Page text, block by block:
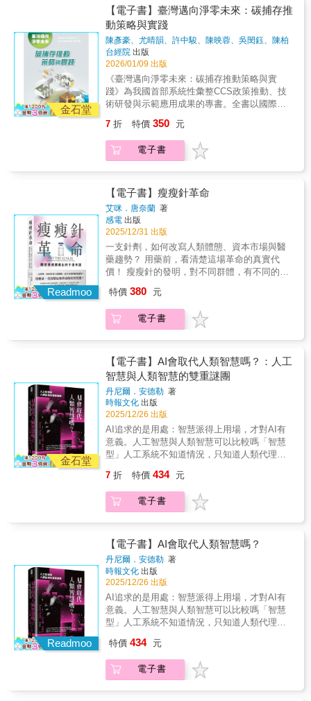
歷……並證明數學與現今世界的運作息息相
關。」──《泰晤士高等教育》（Times Higher
Education）「有時一些優秀的數學書籍問世，
會讓我們感到欣喜萬分，甚至高興到跳了起
來。《你與世界的10個方程式》就是這樣的一
本書。」──提姆．哈福德（Tim Harford），
BBC廣播四台《或多或少》（More or Less）
節目主持人「這些方程式並非描述發條宇宙的
演化，不像牛頓方程式和愛因斯坦關係式那樣
清晰明朗。這些方程式講的是隨機性、期望和
不完美的資訊，換句話說，就是在描述真實世
界。大衛．桑普特引領你踏上一場愉快的數學
之旅，改變你看待世界的方式。」──西恩．卡
克．多西的暗中鼓勵，到馬斯克強勢介入、開
除高層、重塑規則，《馬斯克的X帝國》抽絲剝
繭地揭開整個過程如何從玩笑走向現實，最終
讓一位科技鉅子掌控了全球最具聲量的舞
台。 這是一部跨越十年的平台巨獸興衰全
紀錄。當理想主義撞上極限效率，當社群媒體
轉變為私有資產，我們所依賴的資訊秩序也隨
之改寫。書中不只呈現企業內部的決策裂痕，
究竟源自理念、權力野心，還是對這個社群世
界的愛恨交織？★各界讚譽 這是一個有趣、
充滿衝突、也尚未結束的故事。如果你想真正
理解推特的過去、現在，以及這樁併購案為何
點。──Miula，「M觀點」創辦人 火星人應對
馬斯克猛砸破兆台幣也要取得，答案就在這
裡。──葛如鈞（寶博士），現任不分區立法委
員 人民之聲即上帝之聲！馬斯克收購推特可
說是近年來最大的科技社群收購案。想掌握全
世界最大的社群聲量其實很不容易，馬斯克戰
勝了董事會，裁掉了50%員工，強碰政治人
物，把原來的推特改造成為他的X帝國，這其中
人必讀的故事。──抹布Moboo，科技工作講主
持人 精彩的商戰，從來不缺新的故事。尤其
是，當戰場上出現了馬斯克。結局永遠難以預
業書，還是一部節奏飛快的懸疑小說？──黃晨
皓Kim，阿金！人生進化中 《馬斯克的X帝
國》是報導與敘事上的壯舉。寇特・華格納帶
領讀者走進所有權力鬥爭的現場，忠實呈現這
家公司的混亂、爭權與高潮迭起。——艾胥
黎・范思（Ashlee Vance），《鋼鐵人馬斯
克》作者、《彭博科技世界》主持人 引人入
勝地記述了「傲慢、怨恨與天真」如何驅動伊
案……這簡直是社群媒體時代的《門口的野蠻
書籍）。——《出版者週刊》（Publishers
Weekly）星級書評 扎實的商業與科技新聞報
導，講述了一項公共財如何在一個魯莽的億萬
富翁手中變成了麻煩。 ——《科克斯書評》
（Kirkus Reviews） 在《馬斯克的X帝國》
中，寇特．華格納講述了一個扣人心弦的故
事，關於控制推特這家全球最具影響力公司的
高風險鬥爭，以及馬斯克、推特董事會與傑
克．多西之間瘋狂、令人難以置信且混亂的戰
役，而這一切都讓言論自由的概念懸於一線。
——尼克．比爾頓（Nick Bilton），《孵化推
特》（Hatching Twitter）作者、《浮華世界》
強大的社群網路之一，是如何變成一場如此戲
劇性的企業災難，你必須閱讀寇特．華格納這
部深度報導的內幕故事。《馬斯克的X帝國》給
論自由標竿，改造為服務他個人意志的「萬能
App」。• 不為人知的溝通紀錄：透過第一手訪
談與內部訊息，重構改變公司命運的深夜。從
與矽谷大佬的私下對話，到發送給員工的關鍵
信件，還原混亂、焦慮與失控交織的真實現
場。 在這場價值440億美元的併購案背後，
是一連串瘋狂、混亂、近乎戲劇化的角力。從
最初的「買不買」、董事會設防、創辦人傑
克．多西的暗中鼓勵，到馬斯克強勢介入、開
除高層、重塑規則，《馬斯克的X帝國》抽絲剝
讓一位科技鉅子掌控了全球最具聲量的舞
台。 這是一部跨越十年的平台巨獸興衰全
紀錄。當理想主義撞上極限效率，當社群媒體
之改寫。書中不只呈現企業內部的決策裂痕，
也逼近一個更難回答的問題：馬斯克的行動，
究竟源自理念、權力野心，還是對這個社群世
界的愛恨交織？★各界讚譽 這是一個有趣、
充滿衝突、也尚未結束的故事。如果你想真正
理解推特的過去、現在，以及這樁併購案為何
如此重要，那這本書，會是一個非常好的起
地球社群猛獸的方法：買下它！X帝國為何值得
馬斯克猛砸破兆台幣也要取得，答案就在這
裡。──葛如鈞（寶博士），現任不分區立法委
員 人民之聲及上帝之聲！馬斯克收購推特可
世界最大的社群聲量其實很不容易，馬斯克戰
勝了董事會，裁掉了50%員工，強碰政治人
物，把原來的推特改造成為他的X帝國，這其中
的故事非常精彩，是每個關心科技業界發展的
人必讀的故事。──抹布Moboo，科技工作講主
持人 精彩的商戰，從來不缺新的故事。尤其
是，當戰場上出現了馬斯克。結局永遠難以預
測，而過程精彩得讓人恍惚，這究竟是一本商
業書，還是一部節奏飛快的懸疑小說？──黃晨
皓Kim，阿金！人生進化中 《馬斯克的X帝
國》是報導與敘事上的壯舉。寇特・華格納帶
領讀者走進所有權力鬥爭的現場，忠實呈現這
家公司的混亂、爭權與高潮迭起。——艾胥
勝地記述了「傲慢、怨恨與天真」如何驅動伊
隆．馬斯克在2022年那場混亂的推特收購
案……這簡直是社群媒體時代的《門口的野蠻
人》（Barbarians at the Gate，經典商業併購
書籍）。——《出版者週刊》（Publishers
Weekly）星級書評 扎實的商業與科技新聞報
導，講述了一項公共財如何在一個魯莽的億萬
（Kirkus Reviews） 在《馬斯克的X帝國》
中，寇特．華格納講述了一個扣人心弦的故
事，關於控制推特這家全球最具影響力公司的
高風險鬥爭，以及馬斯克、推特董事會與傑
克．多西之間瘋狂、令人難以置信且混亂的戰
管理學院副教授兼管理學士班主任蔡明哲｜台
灣大學生物資源暨農學院實驗林管理處處長
作者，他們分享看見問題的角度，也分享親自
下場時的挫折、突破與方法。讀者會在這些真
實故事裡，能看見永續是由人、土地與選擇交
織出的日常實踐。▍用對話打開創新的20種可
能每一篇訪談都是一把鑰匙，解鎖永續與創新
如何交會。有人用設計思維打造自然與科技共
存的生活方式，有人透過群眾集資讓好點子走
向世界，也有人在偏鄉土地找到新一代產業的
起點。這些來賓的觀點讓人明白，永續需要跨
界、需要對話，也需要願意踏出第一步的勇
見影響力生態圈正在台灣悄悄成形。▍共好推
薦王志輝｜台東縣副縣長佘日新｜逢甲大學企
業管理系講座教授邱奕嘉｜政治大學商學院教
管理學院副教授兼管理學士班主任蔡明哲｜台
灣大學生物資源暨農學院實驗林管理處處長
金石堂
【電子書】臺灣邁向淨零未來：碳捕存推
動策略與實踐
陳彥豪、尤晴韻、許中駿、陳映蓉、吳閔鈺、陳柏
誼、林軒如、周芷瑄
台經院 出版
2026/01/09 出版
《臺灣邁向淨零未來：碳捕存推動策略與實
踐》為我國首部系統性彙整CCS政策推動、技
術研發與示範應用成果的專書。全書以國際趨
等多重面向，呈現臺灣在能源轉型過程中推動
CCS的全貌，並未未來策略規劃與產業布局提
供參考方向。 本書以「由全球視野到在地實
題。 整體而言，本書兼具理論深度與實務應用
價值，完整呈現CCS從概念形成到制度落地、
從國際經驗借鏡到在地行動的發展脈絡，勾勒
出臺灣邁向淨零未來的技術藍圖與政策路徑。
它不僅是了解全球與國內CCS發展現況的重要
參考資料，更是引領臺灣能源轉型與產業低碳
化的重要指南。
7 折 特價 350 元
電子書
Readmoo
【電子書】瘦瘦針革命
艾咪．唐奈蘭 著
感電 出版
2025/12/31 出版
一支針劑，如何改寫人類體態、資本市場與醫
藥趨勢？ 用藥前，看清楚這場革命的真實代
價！ 瘦瘦針的發明，對不同群體，有不同的意
脫肥胖困擾的鑰匙。 ▶對投資者： 可能是下一
波財富的淘金熱、資本飆升的入場券。 ▶對藥
廠： 可能是上看千億美元的市場大餅、商業霸
好消息是，2026年起，瘦瘦針專利陸續到期，
相關產品將賣遍全世界&hellip;&hellip; 這場改
寫人類體態的革命，將顛覆哪些產業與認知？
又會在你我的身體裡留下什麼？ 你可能聽過有
人說：「我什麼都沒改變，只是打了針，就瘦
了十公斤。」 這句話像病毒一樣，從醫美診
所、社群平台、名人訪談，一路蔓延到每個人
的手機裡。 我們活在一個崇尚「自我控制」的
時代。吃多一點被視為懶惰，胖一點就等於失
敗。社群媒體上的完美身體成了標準答案，醫
好一點的你」。 直到瘦瘦針出現
&mdash;&mdash;它讓人不用節食、不用運
動，卻能輕鬆瘦下來。這聽起來像魔法，但魔
「它為什麼有效」，而是：  當「接納自我」
遇上「一針變瘦」，身體焦慮是消失了，還是
變得更昂貴？  當瘦身變成金錢與階級的象
徵，我們是否正走向另一種不平等？  當慾望
被藥物「關靜音」，被顛覆的將是哪些產業與
階級？ 本書艾咪・唐奈蘭（Aimee
Donnellan）是英國資深財經與醫療記者，現任
的潛規則。並多次入圍英國商業新聞獎總能以
敏銳的觀察力與強烈的人文關懷著稱。 唐奈蘭
追蹤這場橫跨近30年研究鏈與多國採訪的醫學
特價 380 元
電子書
金石堂
【電子書】AI會取代人類智慧嗎？：人工
智慧與人類智慧的雙重謎團
丹尼爾．安德勒 著
時報文化 出版
2025/12/26 出版
AI追求的是用處：智慧派得上用場，才對AI有
意義。人工智慧與人類智慧可以比較嗎「智慧
型」人工系統不知道情況，只知道人類代理向
越多的緊迫問題。人工智慧進入21世紀，取得
了令人矚目的進步。人工智慧也已為社會提供
了一系列功能驚人、解釋不清、卻又無可否認
中學到了什麼？這些成就代表了哪些進步？下
一步可能為何？AI的未來方向為何？我們希望
AI往哪裡去？人工智慧的關鍵概念其實在前幾
個世紀的哲學，特別是霍布斯與萊布尼茲的著
作、以及亞里斯多德一路迄至布爾和弗雷格的
邏輯學傳統裡，早已醞釀成形。艾倫．圖靈承
此遺緒，使其開花結果，促成了當代無與倫比
的技術與科學變革：電腦科學及其進階分支──
人工智慧。人工智慧，不論其形式為何、發展
強大工具，而不是追求與人類智慧競爭甚至超
越。人工智慧在21世紀迎來重大突破，但其運
作原理仍不透明，這些進步尚未被完全理解，
7 折 特價 434 元
電子書
Readmoo
【電子書】AI會取代人類智慧嗎？
丹尼爾．安德勒 著
時報文化 出版
2025/12/26 出版
AI追求的是用處：智慧派得上用場，才對AI有
意義。人工智慧與人類智慧可以比較嗎「智慧
型」人工系統不知道情況，只知道人類代理向
越多的緊迫問題。人工智慧進入21世紀，取得
了令人矚目的進步。人工智慧也已為社會提供
了一系列功能驚人、解釋不清、卻又無可否認
特價 434 元
電子書